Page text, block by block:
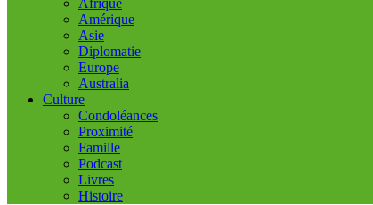
Afrique
Amérique
Asie
Diplomatie
Europe
Australia
Culture
Condoléances
Proximité
Famille
Podcast
Livres
Histoire